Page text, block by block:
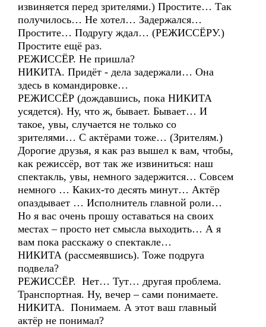
извиняется перед зрителями.) Простите… Так
получилось… Не хотел… Задержался…
Простите… Подругу ждал… (РЕЖИССЁРУ.)
Простите ещё раз.
РЕЖИССЁР. Не пришла?
НИКИТА. Придёт - дела задержали… Она
здесь в командировке…
РЕЖИССЁР (дождавшись, пока НИКИТА
усядется). Ну, что ж, бывает. Бывает… И
такое, увы, случается не только со
зрителями… С актёрами тоже… (Зрителям.)
Дорогие друзья, я как раз вышел к вам, чтобы,
как режиссёр, вот так же извиниться: наш
спектакль, увы, немного задержится… Совсем
немного … Каких-то десять минут… Актёр
опаздывает … Исполнитель главной роли…
Но я вас очень прошу оставаться на своих
местах – просто нет смысла выходить… А я
вам пока расскажу о спектакле…
НИКИТА (рассмеявшись). Тоже подруга
подвела?
РЕЖИССЁР. Нет… Тут… другая проблема.
Транспортная. Ну, вечер – сами понимаете.
НИКИТА. Понимаем. А этот ваш главный
актёр не понимал?